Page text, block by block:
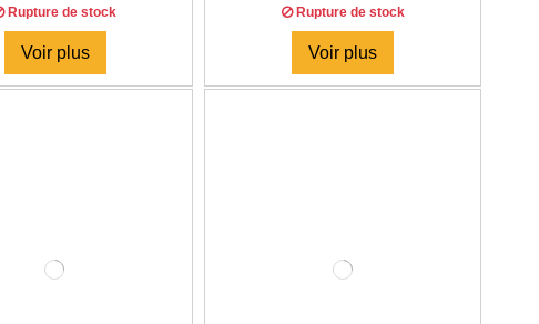
Rupture de stock
Voir plus
Rupture de stock
Voir plus